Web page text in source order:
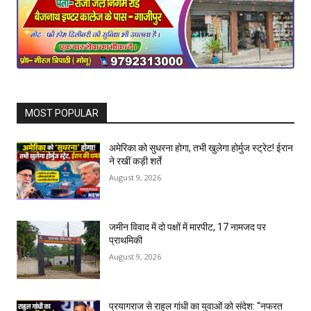
MOST POPULAR
अमेरिका को सुधरना होगा, तभी खुलेगा होर्मुज स्ट्रेट! ईरान
ने रखीं कड़ी शर्ते
August 9, 2026
जमीन विवाद में दो पक्षों में मारपीट, 17 नामजद पर
प्राथमिकी
August 9, 2026
प्रयागराज से राहुल गांधी का युवाओं को संदेश: “नफरत